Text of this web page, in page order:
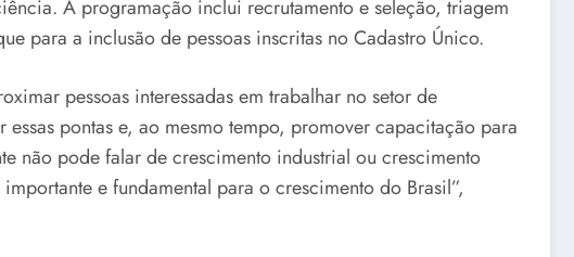
A programação inclui recrutamento e seleção, triagem
para a inclusão de pessoas inscritas no Cadastro Único.
pessoas interessadas em trabalhar no setor de
pontas e, ao mesmo tempo, promover capacitação para
não pode falar de crescimento industrial ou crescimento
e fundamental para o crescimento do Brasil”,